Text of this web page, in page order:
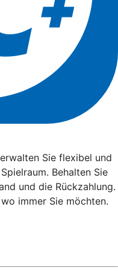
Sie flexibel und
Behalten Sie
und die Rückzahlung.
immer Sie möchten.